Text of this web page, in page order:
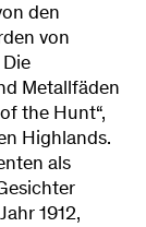
den
von
Metallfäden
the Hunt“,
Highlands.
als
1912,